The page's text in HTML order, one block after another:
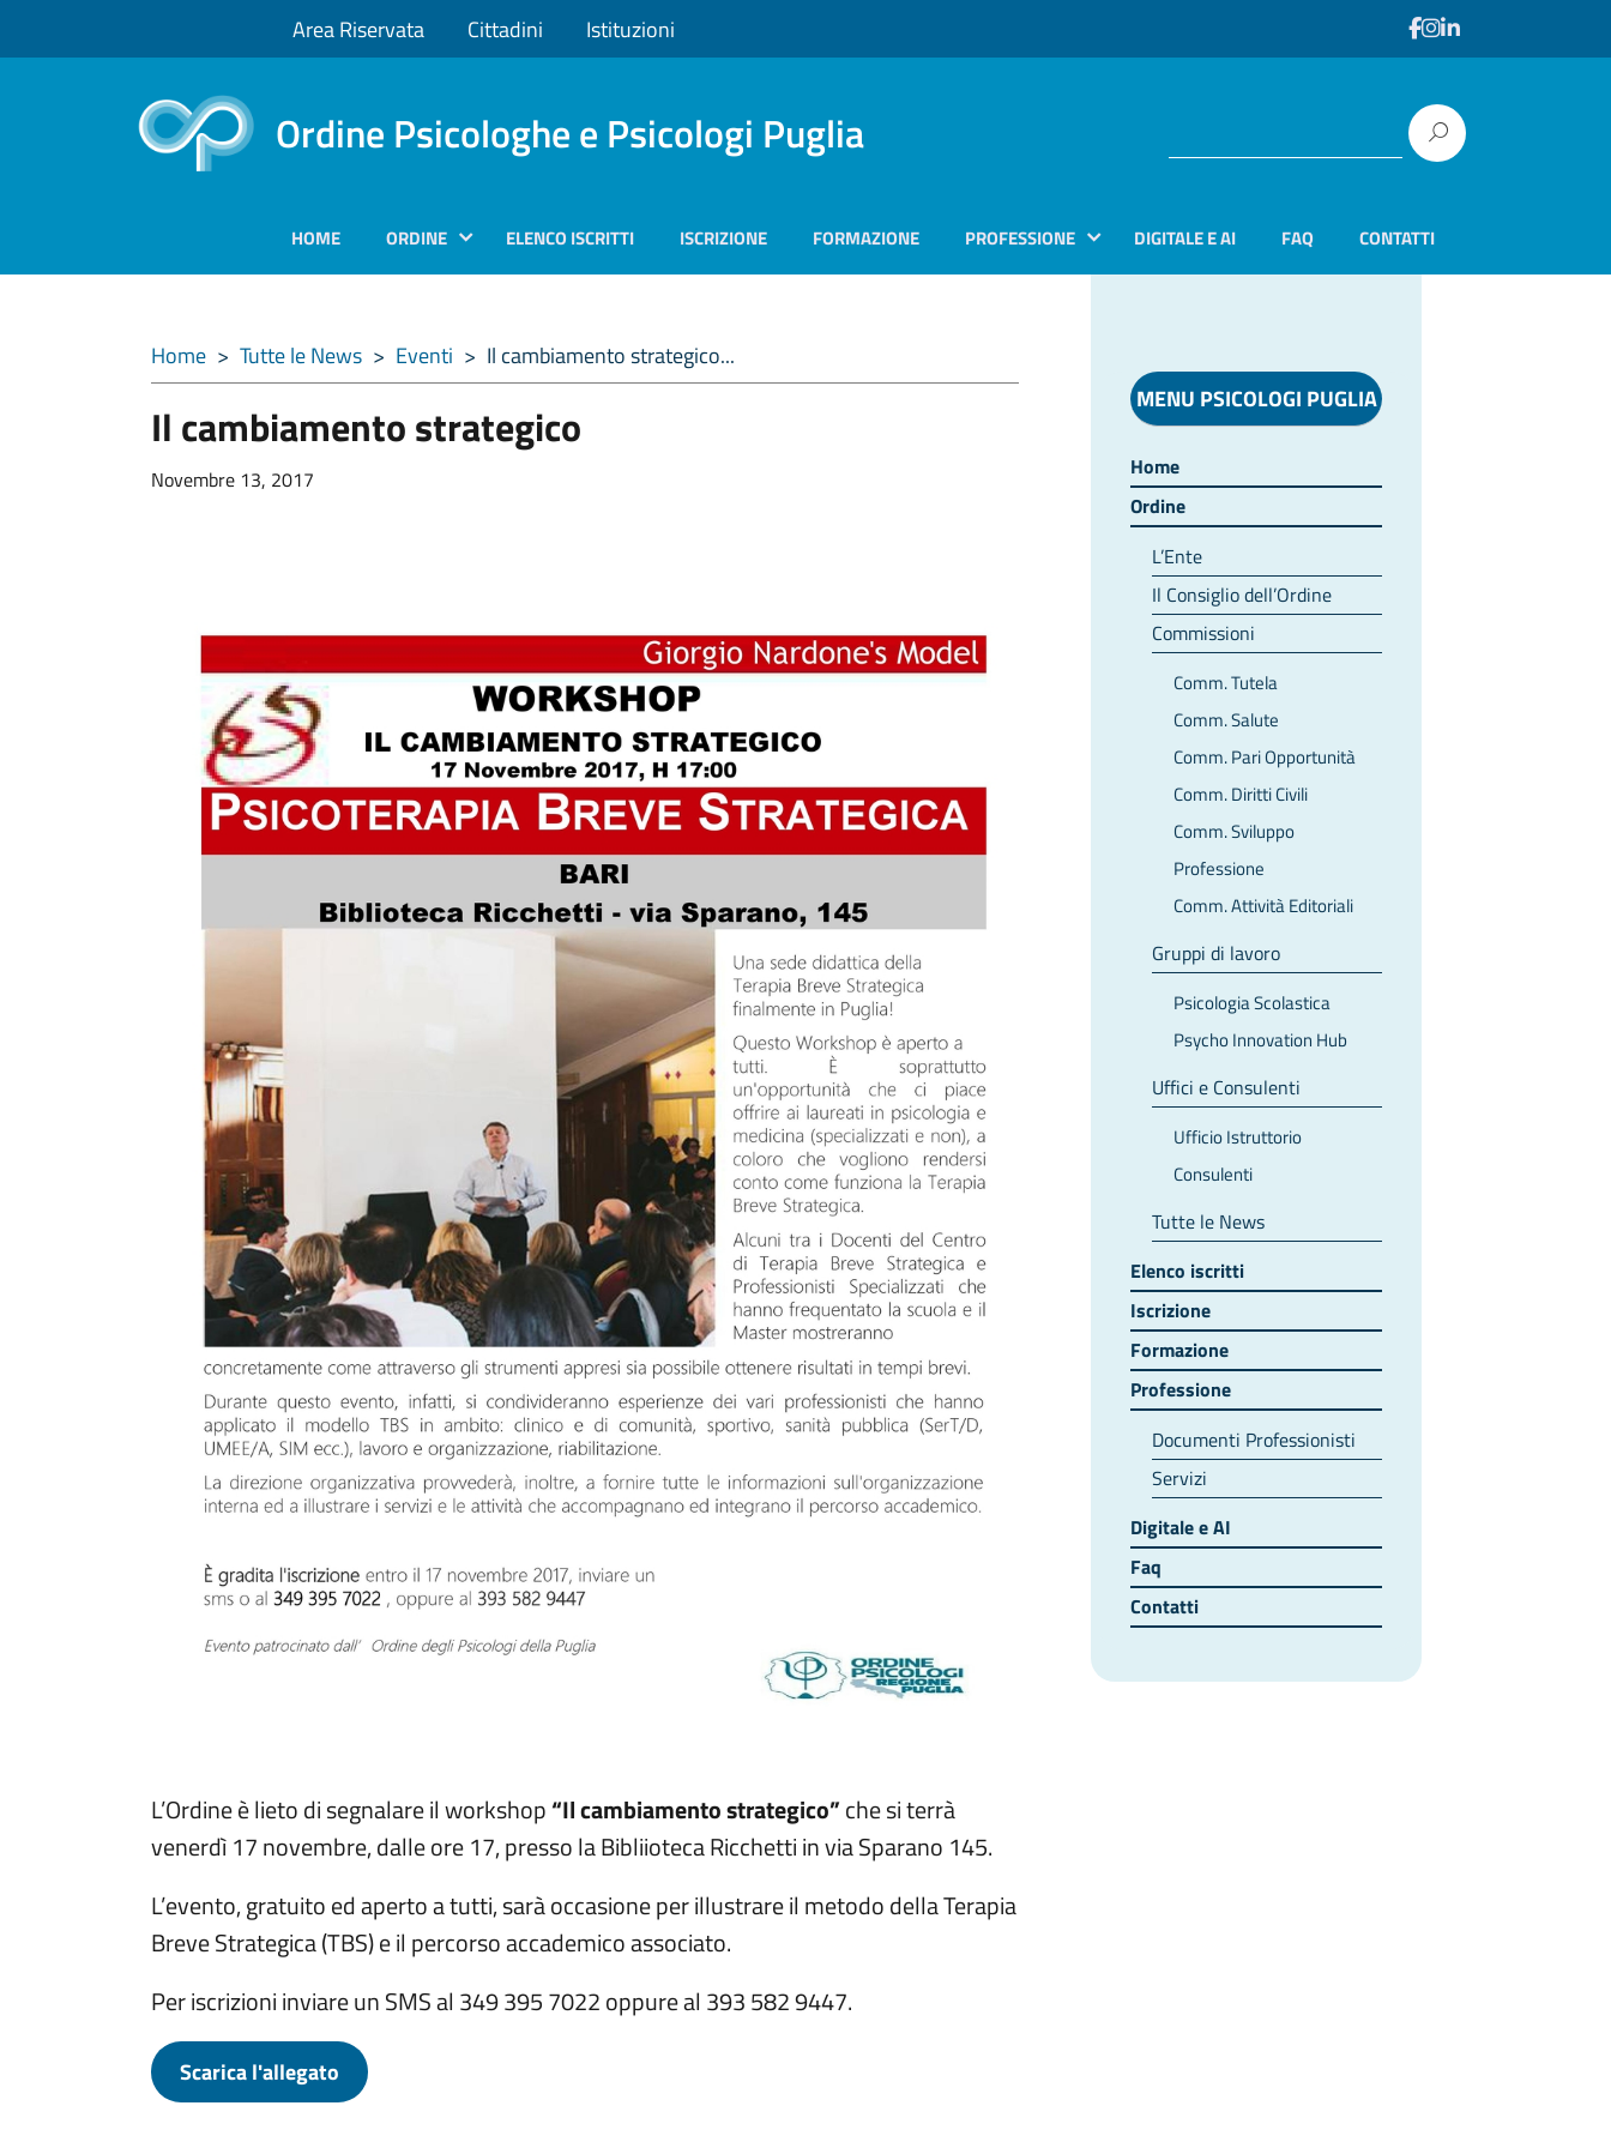
Area Riservata Cittadini Istituzioni
Ordine Psicologhe e Psicologi Puglia
HOME ORDINE ELENCO ISCRITTI ISCRIZIONE FORMAZIONE PROFESSIONE DIGITALE E AI FAQ CONTATTI
Home > Tutte le News > Eventi > Il cambiamento strategico...
Il cambiamento strategico
Novembre 13, 2017
L’Ordine è lieto di segnalare il workshop“Il cambiamento strategico”che si terrà
venerdì 17 novembre, dalle ore 17, presso la Bibliioteca Ricchetti in via Sparano 145.
L’evento, gratuito ed aperto a tutti, sarà occasione per illustrare il metodo della Terapia
Breve Strategica (TBS) e il percorso accademico associato.
Per iscrizioni inviare un SMS al 349 395 7022 oppure al 393 582 9447.
Scarica l'allegato
MENU PSICOLOGI PUGLIA
Home
Ordine
L’Ente
Il Consiglio dell’Ordine
Commissioni
Comm. Tutela
Comm. Salute
Comm. Pari Opportunità
Comm. Diritti Civili
Comm. Sviluppo
Professione
Comm. Attività Editoriali
Gruppi di lavoro
Psicologia Scolastica
Psycho Innovation Hub
Uffici e Consulenti
Ufficio Istruttorio
Consulenti
Tutte le News
Elenco iscritti
Iscrizione
Formazione
Professione
Documenti Professionisti
Servizi
Digitale e AI
Faq
Contatti